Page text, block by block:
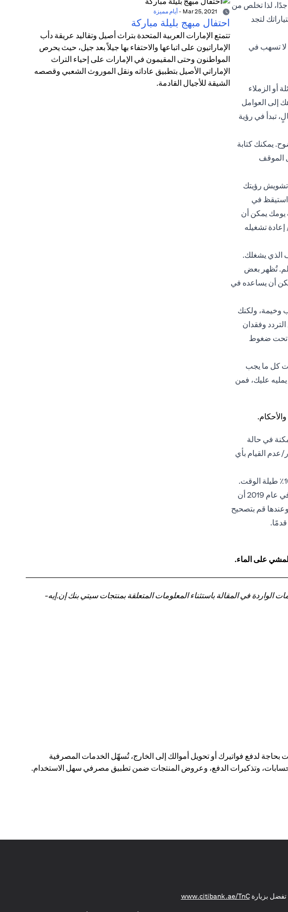
لذا تخلص من
لتجد
لا تسهب في
أو الزملاء
إلى العوامل
تبدأ في رؤية
يمكنك كتابة
الموقف
تشويش رؤيتك
استيقظ في
حتى قيلولة لمدة 30 دقيقة في منتصف يومك يمكن أن
إعادة تشغيله
الذي يشغلك.
تُظهر بعض
أن يساعده في
وخيمة، ولكنك
وفقدان
تحت ضغوط
كل ما يجب
عليك، فمن
في حالة
عدم القيام بأي
حتى لو لم ينجح القرار الذي اتخذته بعد اتباع كل النصائح السابقة، فلا تضغط على نفسك. لا أحد على صواب بنسبة 100٪ طيلة الوقت.
إلى جانب ذلك، هناك أمور لا ندركها إلا بعد حدوثها لأن بعض المواقف ببساطة لا يمكن التنبؤ بها. إذا أخبرك أي شخص في عام 2019 أن
قم بتصحيح
- أيام مميزة
احتفال مبهج بليلة مباركة
تتمتع الإمارات العربية المتحدة بتراث أصيل وتقاليد عريقة دأب
الإماراتيون على اتباعها والاحتفاء بها جيلاً بعد جيل، حيث يحرص
المواطنون وحتى المقيمون في الإمارات على إحياء التراث
الإماراتي الأصيل بتطبيق عاداته ونقل الموروث الشعبي وقصصه
الشيقة للأجيال القادمة.
على الماء.
في المقالة باستثناء المعلومات المتعلقة بمنتجات سيتي بنك إن.إيه-
لدفع فواتيرك أو تحويل أموالك إلى الخارج، تُسهّل الخدمات المصرفية
الحسابات، وتذكيرات الدفع، وعروض المنتجات ضمن تطبيق مصرفي سهل الاستخدام.
بزيارةwww.citibank.ae/TnC
(opens in a new tab)